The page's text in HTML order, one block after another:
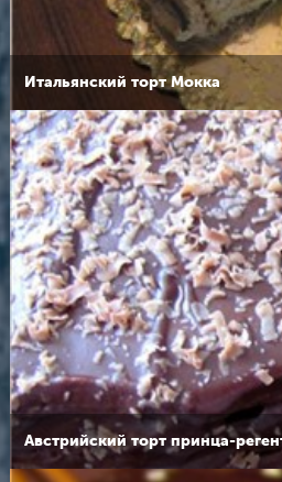
Итальянский торт Мокка
Австрийский торт принца-